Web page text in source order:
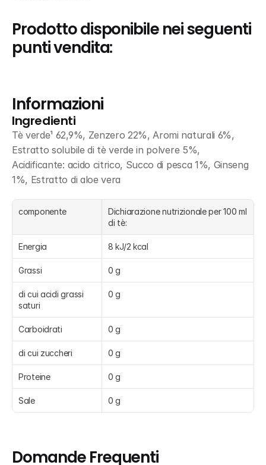
Prodotto disponibile nei seguenti
punti vendita:
Informazioni
Ingredienti
Tè verde¹ 62,9%, Zenzero 22%, Aromi naturali 6%,
Estratto solubile di tè verde in polvere 5%,
Acidificante: acido citrico, Succo di pesca 1%, Ginseng
1%, Estratto di aloe vera
componente
Dichiarazione nutrizionale per 100 ml
di tè:
Energia 8 kJ/2 kcal
Grassi 0 g
di cui acidi grassi
saturi
0 g
Carboidrati 0 g
di cui zuccheri 0 g
Proteine 0 g
Sale 0 g
Domande Frequenti